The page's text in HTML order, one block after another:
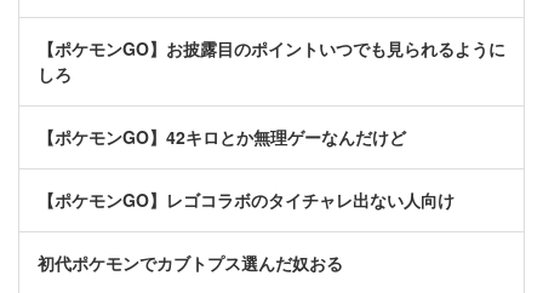
【ポケモンGO】お披露目のポイントいつでも見られるように
しろ
【ポケモンGO】42キロとか無理ゲーなんだけど
【ポケモンGO】レゴコラボのタイチャレ出ない人向け
初代ポケモンでカブトプス選んだ奴おる